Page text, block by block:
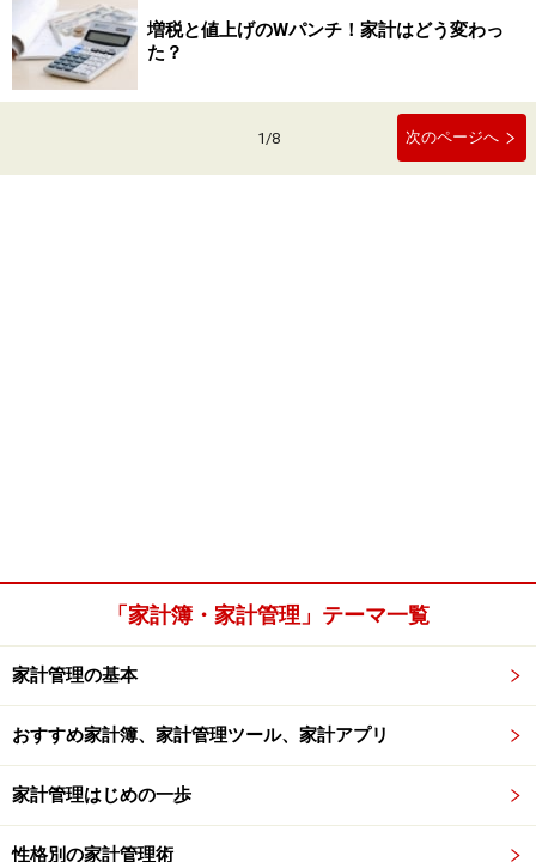
増税と値上げのWパンチ！家計はどう変わっ
た？
1/8 次のページへ
「家計簿・家計管理」テーマ一覧
家計管理の基本
おすすめ家計簿、家計管理ツール、家計アプリ
家計管理はじめの一歩
性格別の家計管理術